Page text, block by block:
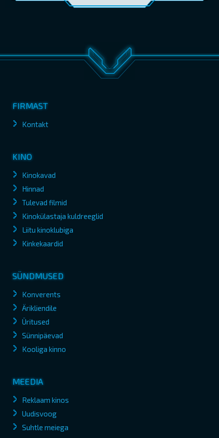
FIRMAST
Kontakt
KINO
Kinokavad
Hinnad
Tulevad filmid
Kinokülastaja kuldreeglid
Liitu kinoklubiga
Kinkekaardid
SÜNDMUSED
Konverents
Ärikliendile
Üritused
Sünnipäevad
Kooliga kinno
MEEDIA
Reklaam kinos
Uudisvoog
Suhtle meiega